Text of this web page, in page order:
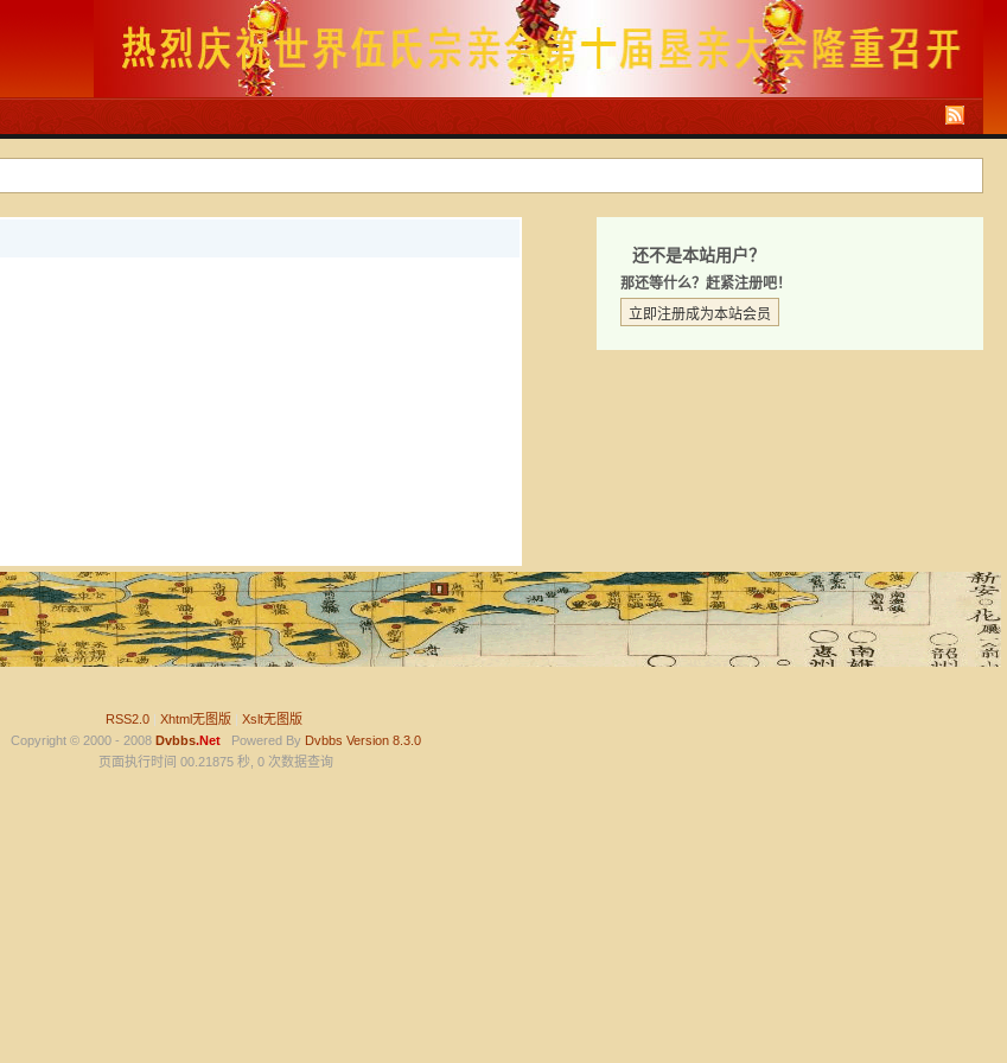
还不是本站用户？
那还等什么？赶紧注册吧！
立即注册成为本站会员
RSS2.0 | Xhtml无图版 | Xslt无图版
Copyright © 2000 - 2008 Dvbbs.Net Powered By Dvbbs Version 8.3.0
页面执行时间 00.21875 秒, 0 次数据查询